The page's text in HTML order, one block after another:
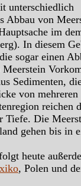
unterschiedlich
Abbau von
im
In diesem
sogar einen
Sedimenten,
von mehreren
reichen
Tiefe. Die
gehen bis in
heute
, Polen und